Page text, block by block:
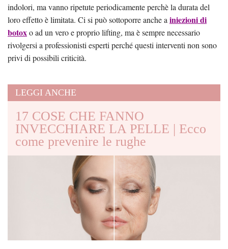
indolori, ma vanno ripetute periodicamente perchè la durata del
loro effetto è limitata. Ci si può sottoporre anche a iniezioni di
botoxo ad un vero e proprio lifting, ma è sempre necessario
rivolgersi a professionisti esperti perché questi interventi non sono
privi di possibili criticità.
LEGGI ANCHE
17 COSE CHE FANNO
INVECCHIARE LA PELLE | Ecco
come prevenire le rughe